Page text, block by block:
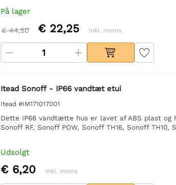
På lager
€ 44,50 € 22,25 Inkl. moms
Itead Sonoff - IP66 vandtæt etui
Itead #IM171017001
Dette IP66 vandtætte hus er lavet af ABS plast
Sonoff RF, Sonoff POW, Sonoff TH16, Sonoff TH10,
Udsolgt
€ 6,20 Inkl. moms